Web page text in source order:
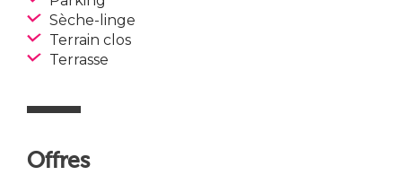
Sèche-linge
Terrain clos
Terrasse
Offres